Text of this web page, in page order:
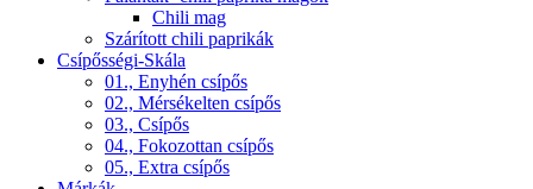
Chili mag
Szárított chili paprikák
Csípősségi-Skála
01., Enyhén csípős
02., Mérsékelten csípős
03., Csípős
04., Fokozottan csípős
05., Extra csípős